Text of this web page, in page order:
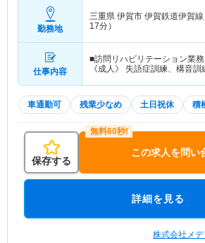
勤務地
三重県 伊賀市 伊賀鉄道伊賀
17分）
仕事内容
■訪問リハビリテーション
《成人》 失語症訓練、構音
車通勤可 残業少なめ 土日祝休 積
保存する
この求人を問い
詳細を見る
株式会社メ